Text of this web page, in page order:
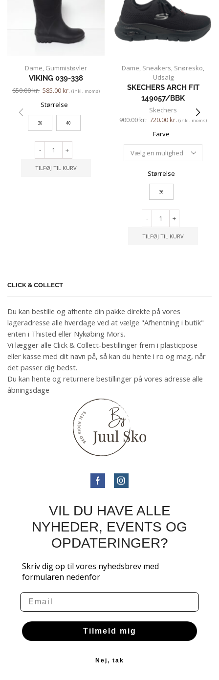
Dame, Gummistøvler
VIKING 039-338
650.00kr. 585.00kr. (inkl. moms)
Størrelse
36 40
- +
TILFØJ TIL KURV
Dame, Sneakers, Snøresko,
Udsalg
SKECHERS ARCH FIT
149057/BBK
Skechers
900.00kr. 720.00kr. (inkl. moms)
Farve
Størrelse
36
- +
TILFØJ TIL KURV
CLICK & COLLECT
Du kan bestille og afhente din pakke direkte på vores
lageradresse alle hverdage ved at vælge "Afhentning i butik"
enten i Thisted eller Nykøbing Mors.
Vi lægger alle Click & Collect-bestillinger frem i plasticpose
eller kasse med dit navn på, så kan du hente i ro og mag, når
det passer dig bedst.
Du kan hente og returnere bestillinger på vores adresse alle
åbningsdage
VIL DU HAVE ALLE
NYHEDER, EVENTS OG
OPDATERINGER?
Skriv dig op til vores nyhedsbrev med
formularen nedenfor
Email
Tilmeld mig
Nej, tak